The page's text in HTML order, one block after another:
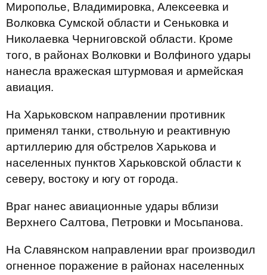
Мирополье, Владимировка, Алексеевка и
Волковка Сумской области и Сеньковка и
Николаевка Черниговской области. Кроме
того, в районах Волковки и Волфиного удары
нанесла вражеская штурмовая и армейская
авиация.
На Харьковском направлении противник
применял танки, ствольную и реактивную
артиллерию для обстрелов Харькова и
населенных пунктов Харьковской области к
северу, востоку и югу от города.
Враг нанес авиационные удары вблизи
Верхнего Салтова, Петровки и Мосьпанова.
На Славянском направлении враг производил
огненное поражение в районах населенных